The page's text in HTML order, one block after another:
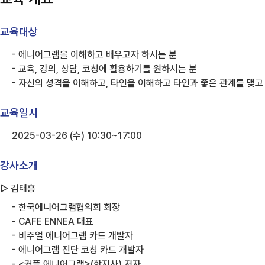
교육대상
- 에니어그램을 이해하고 배우고자 하시는 분
- 교육, 강의, 상담, 코칭에 활용하기를 원하시는 분
- 자신의 성격을 이해하고, 타인을 이해하고 타인과 좋은 관계를 맺
교육일시
2025-03-26 (수) 10:30~17:00
강사소개
▷ 김태흥
- 한국에니어그램협의회 회장
- CAFE ENNEA 대표
- 비주얼 에니어그램 카드 개발자
- 에니어그램 진단 코칭 카드 개발자